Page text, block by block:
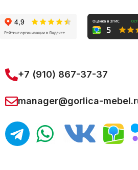
+7 (910) 867-37-37
manager@gorlica-